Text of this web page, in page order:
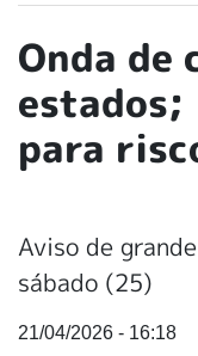
Onda
para
Aviso de
sábado (25)
21/04/2026 - 16:18